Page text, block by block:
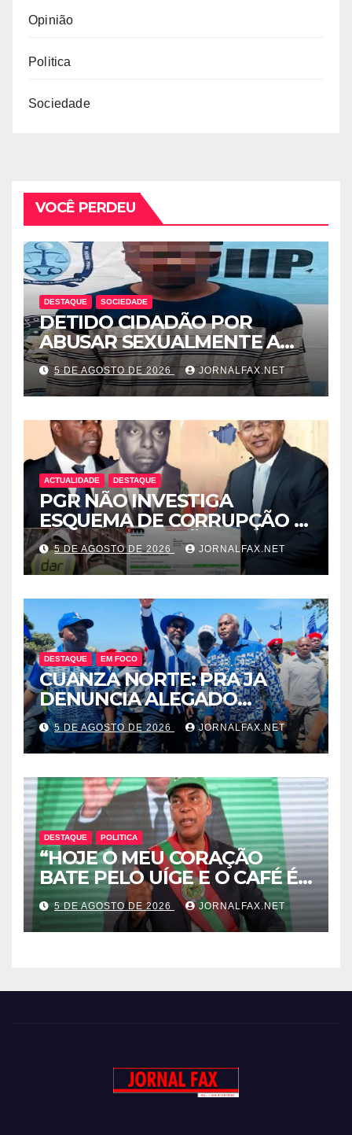
Opinião
Politica
Sociedade
VOCÊ PERDEU
DESTAQUE SOCIEDADE
DETIDO CIDADÃO POR
ABUSAR SEXUALMENTE A
CUNHADA MENOR DE IDADE
5 DE AGOSTO DE 2026 JORNALFAX.NET
ACTUALIDADE DESTAQUE
PGR NÃO INVESTIGA
ESQUEMA DE CORRUPÇÃO E
SAQUE DE MILHÕES DO
ESTADO QUE ENVOLVE
ÓSCAR TITO CARDOSO
FERNANDES PROTEGIDO
POR EDELTRUDES COSTA
5 DE AGOSTO DE 2026 JORNALFAX.NET
DESTAQUE EM FOCO
CUANZA NORTE: PRA JA
DENUNCIA ALEGADO
ESQUEMA DE INTOLERÂNCIA
POLÍTICA ORQUESTRADO
PELO 1º SECRETÁRIO DO
MPLA JOÃO DIOGO GASPAR
5 DE AGOSTO DE 2026 JORNALFAX.NET
DESTAQUE POLITICA
“HOJE O MEU CORAÇÃO
BATE PELO UÍGE E O CAFÉ É
UMA RIQUEZA QUE DORME E
PODE DESPERTAR ANGOLA”
– DISSE ACJ PRESIDENTE DA
5 DE AGOSTO DE 2026 JORNALFAX.NET